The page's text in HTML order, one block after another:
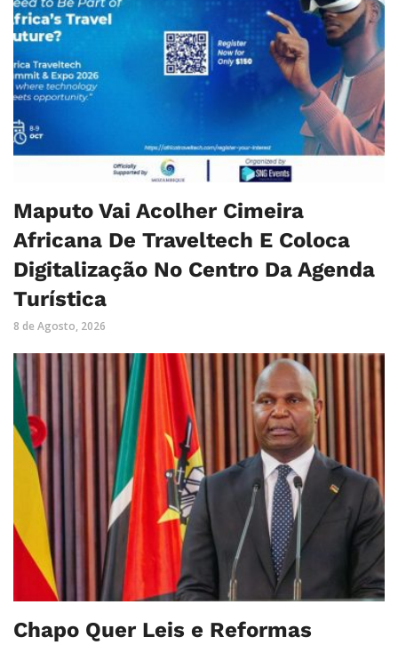
Maputo Vai Acolher Cimeira
Africana De Traveltech E Coloca
Digitalização No Centro Da Agenda
Turística
8 de Agosto, 2026
Chapo Quer Leis e Reformas